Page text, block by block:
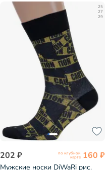
25
27
29
202 ₽ по клубной
карте 160 ₽
Мужские носки DiWaRi рис.